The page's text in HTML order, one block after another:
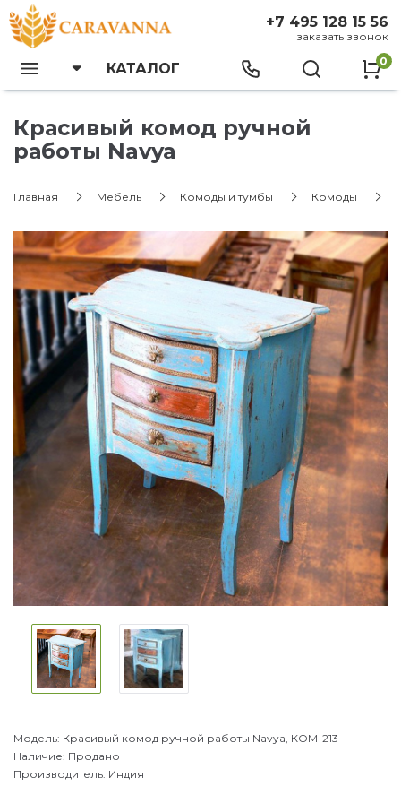
+7 495 128 15 56
заказать звонок
КАТАЛОГ 0
Красивый комод ручной
работы Navya
Главная Мебель Комоды и тумбы Комоды
Модель: Красивый комод ручной работы Navya, КОМ-213
Наличие: Продано
Производитель: Индия